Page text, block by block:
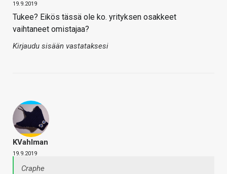
19.9.2019
Tukee? Eikös tässä ole ko. yrityksen osakkeet
vaihtaneet omistajaa?
Kirjaudu sisään vastataksesi
KVahlman
19.9.2019
Craphe